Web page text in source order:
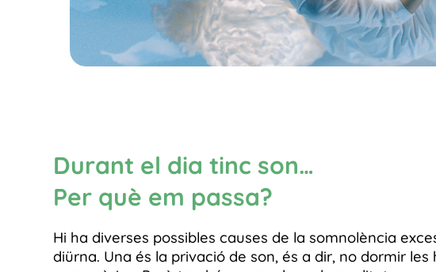
Durant el dia tinc son…
Per què em passa?
Hi ha diverses possibles causes de la somnolència
diürna. Una és la privació de son, és a dir, no dormir les